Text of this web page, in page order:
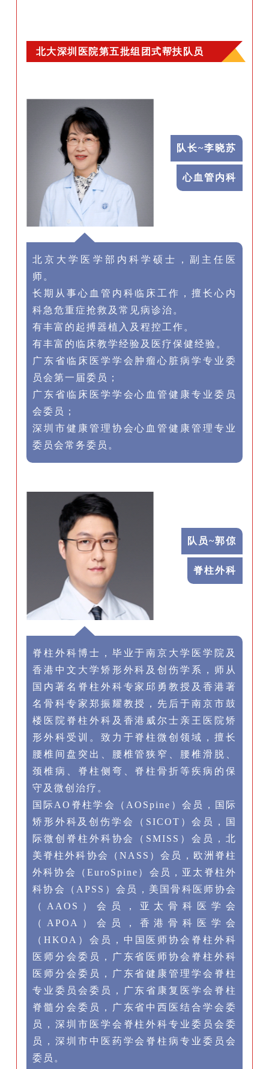
北大深圳医院第五批组团式帮扶队员
队长~李晓苏
心血管内科
北京大学医学部内科学硕士，副主任医
师。
长期从事心血管内科临床工作，擅长心内
科急危重症抢救及常见病诊治。
有丰富的起搏器植入及程控工作。
有丰富的临床教学经验及医疗保健经验。
广东省临床医学学会肿瘤心脏病学专业委
员会第一届委员；
广东省临床医学学会心血管健康专业委员
会委员；
深圳市健康管理协会心血管健康管理专业
委员会常务委员。
队员~郭倞
脊柱外科
脊柱外科博士，毕业于南京大学医学院及
香港中文大学矫形外科及创伤学系，师从
国内著名脊柱外科专家邱勇教授及香港著
名骨科专家郑振耀教授，先后于南京市鼓
楼医院脊柱外科及香港威尔士亲王医院矫
形外科受训。致力于脊柱微创领域，擅长
腰椎间盘突出、腰椎管狭窄、腰椎滑脱、
颈椎病、脊柱侧弯、脊柱骨折等疾病的保
守及微创治疗。
国际AO脊柱学会（AOSpine）会员，国际
矫形外科及创伤学会（SICOT）会员，国
际微创脊柱外科协会（SMISS）会员，北
美脊柱外科协会（NASS）会员，欧洲脊柱
外科协会（EuroSpine）会员，亚太脊柱外
科协会（APSS）会员，美国骨科医师协会
（AAOS）会员，亚太骨科医学会
（APOA）会员，香港骨科医学会
（HKOA）会员，中国医师协会脊柱外科
医师分会委员，广东省医师协会脊柱外科
医师分会委员，广东省健康管理学会脊柱
专业委员会委员，广东省康复医学会脊柱
脊髓分会委员，广东省中西医结合学会委
员，深圳市医学会脊柱外科专业委员会委
员，深圳市中医药学会脊柱病专业委员会
委员。